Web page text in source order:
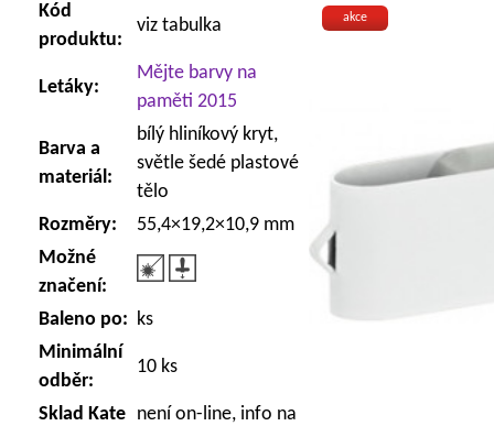
akce
Kód
produktu:
viz tabulka
Letáky:
Mějte barvy na
paměti 2015
Barva a
materiál:
bílý hliníkový kryt,
světle šedé plastové
tělo
Rozměry:
55,4×19,2×10,9 mm
Možné
značení:
Baleno po: ks
Minimální
odběr:
10 ks
Sklad Kate není on-line, info na